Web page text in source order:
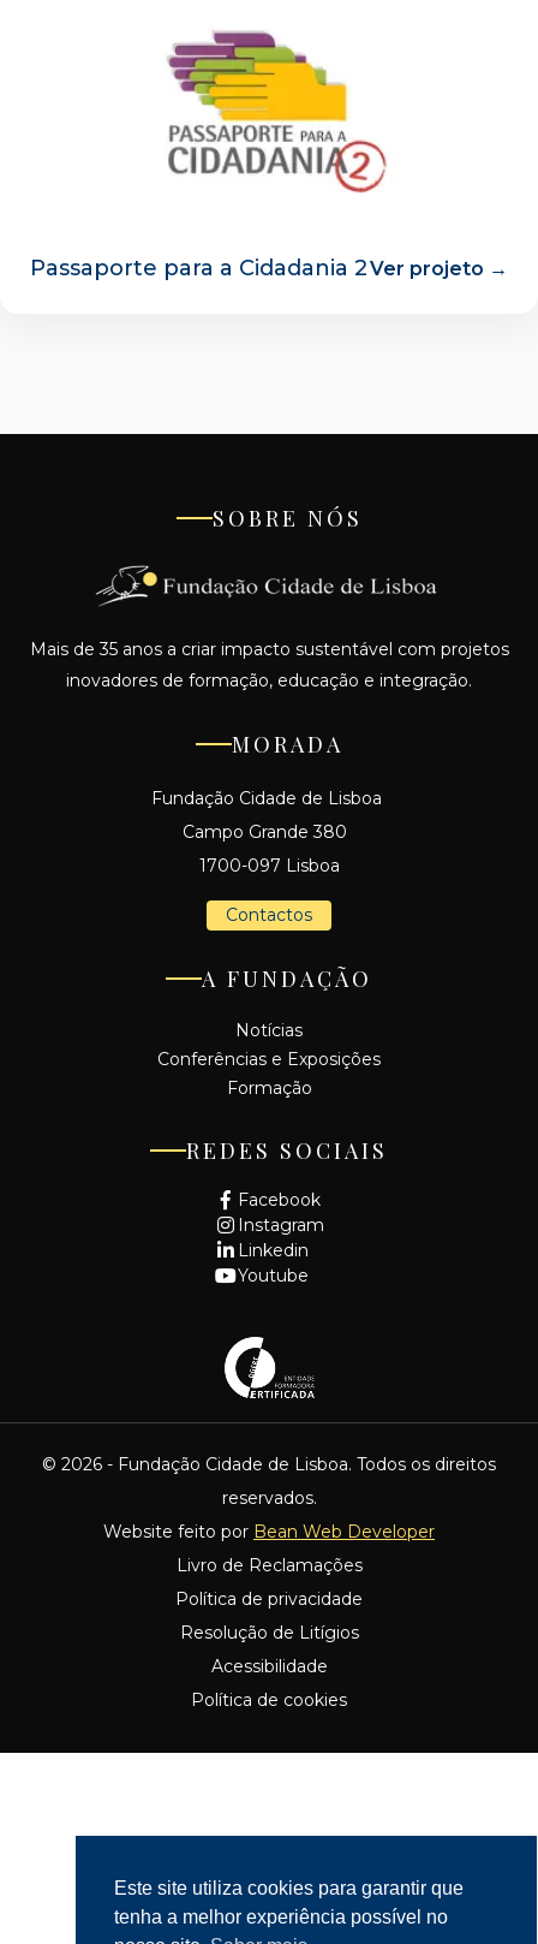
Este site utiliza cookies para garantir que
tenha a melhor experiência possível no
Passaporte para a Cidadania 2Ver projeto →
SOBRE NÓS
Mais de 35 anos a criar impacto sustentável com projetos
inovadores de formação, educação e integração.
MORADA
Fundação Cidade de Lisboa
Campo Grande 380
1700-097 Lisboa
Contactos
A FUNDAÇÃO
Notícias
Conferências e Exposições
Formação
REDES SOCIAIS
Facebook
Instagram
Linkedin
Youtube
© 2026 - Fundação Cidade de Lisboa. Todos os direitos
reservados.
Website feito por Bean Web Developer
Livro de Reclamações
Política de privacidade
Resolução de Litígios
Acessibilidade
Política de cookies